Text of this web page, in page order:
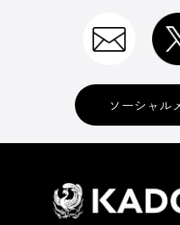
ソーシャル